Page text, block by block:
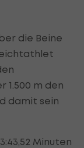
die Beine
1.500 m den
damit sein
Minuten